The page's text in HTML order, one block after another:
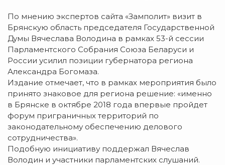
По мнению экспертов сайта «Замполит» визит в
Брянскую область председателя Государственной
Думы Вячеслава Володина в рамках 53-й сессии
Парламентского Собрания Союза Беларуси и
России усилил позиции губернатора региона
Александра Богомаза.
Издание отмечает, что в рамках мероприятия было
принято знаковое для региона решение: «именно
в Брянске в октябре 2018 года впервые пройдет
форум приграничных территорий по
законодательному обеспечению делового
сотрудничества».
Подобную инициативу поддержал Вячеслав
Володин и участники парламентских слушаний.